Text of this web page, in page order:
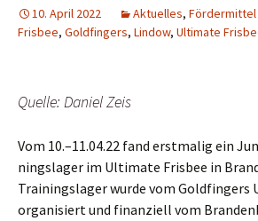
10. April 2022 Aktuelles, Fördermittel
Frisbee, Goldfingers, Lindow, Ultimate
Quel­le: Dani­el Zeis
Vom 10.–11.04.22 fand erst­ma­lig ein
nings­la­ger im Ulti­ma­te Fris­bee in
Trai­nings­la­ger wur­de vom Gold­fin­gers
orga­ni­siert und finan­zi­ell vom